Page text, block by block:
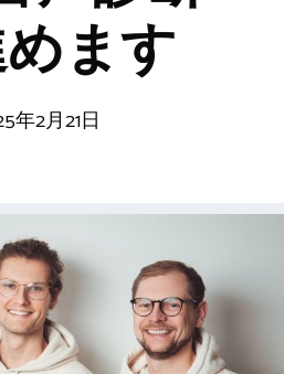
ます
年2月21日